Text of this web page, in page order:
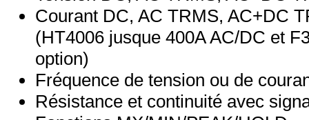
Courant DC, AC TRMS, AC+DC
(HT4006 jusque 400A AC/DC et
option)
Fréquence de tension ou de
Résistance et continuité avec